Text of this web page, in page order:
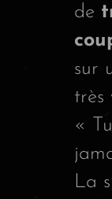
de
sur
très
«
La